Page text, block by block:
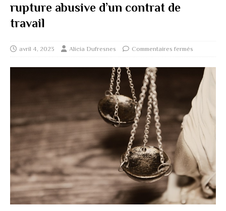
rupture abusive d’un contrat de
travail
avril 4, 2023 Alicia Dufresnes Commentaires fermés